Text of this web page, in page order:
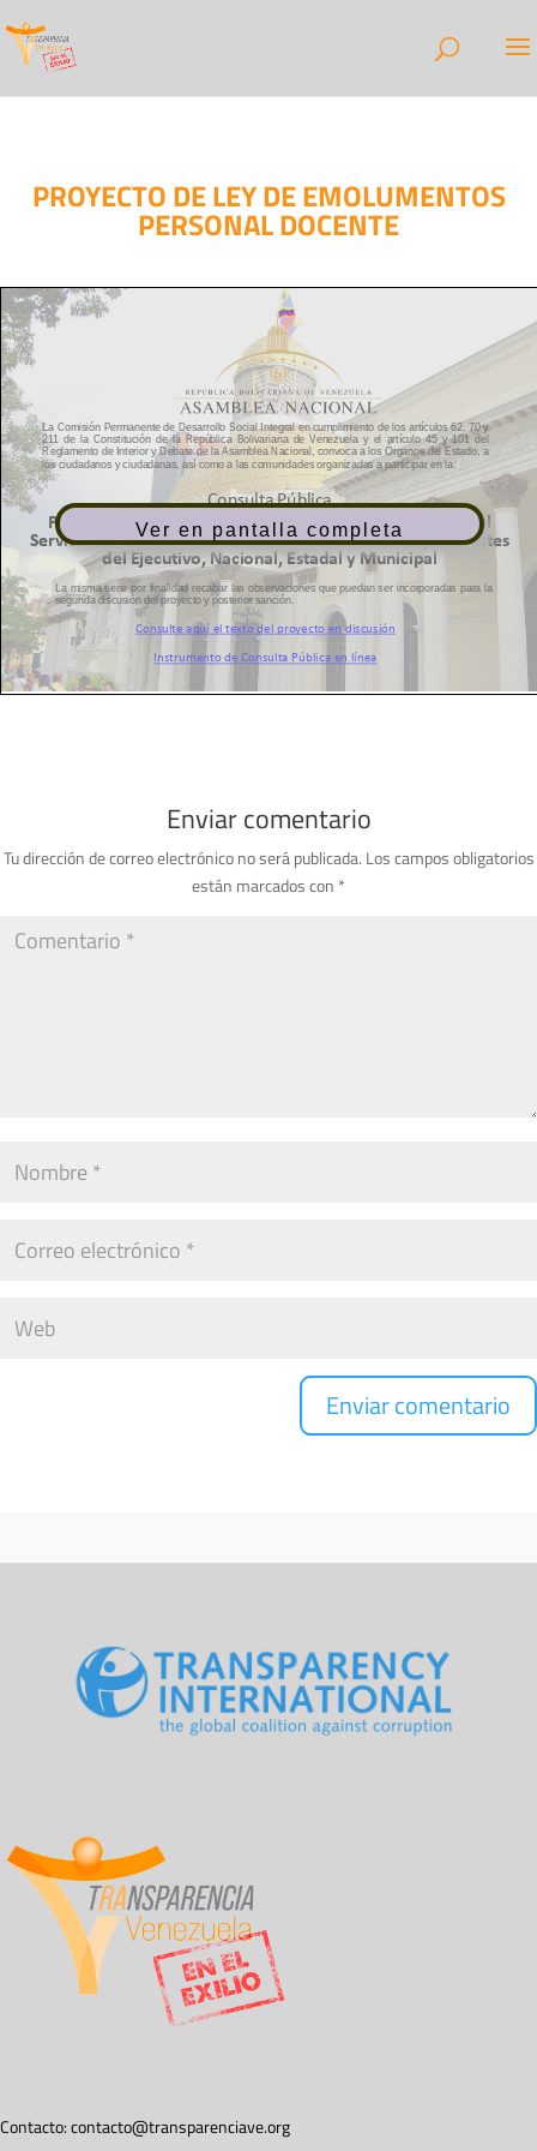
PROYECTO DE LEY DE EMOLUMENTOS
PERSONAL DOCENTE
Ver en pantalla completa
Enviar comentario
Tu dirección de correo electrónico no será publicada. Los campos obligatorios
están marcados con *
Contacto:contacto@transparenciave.org